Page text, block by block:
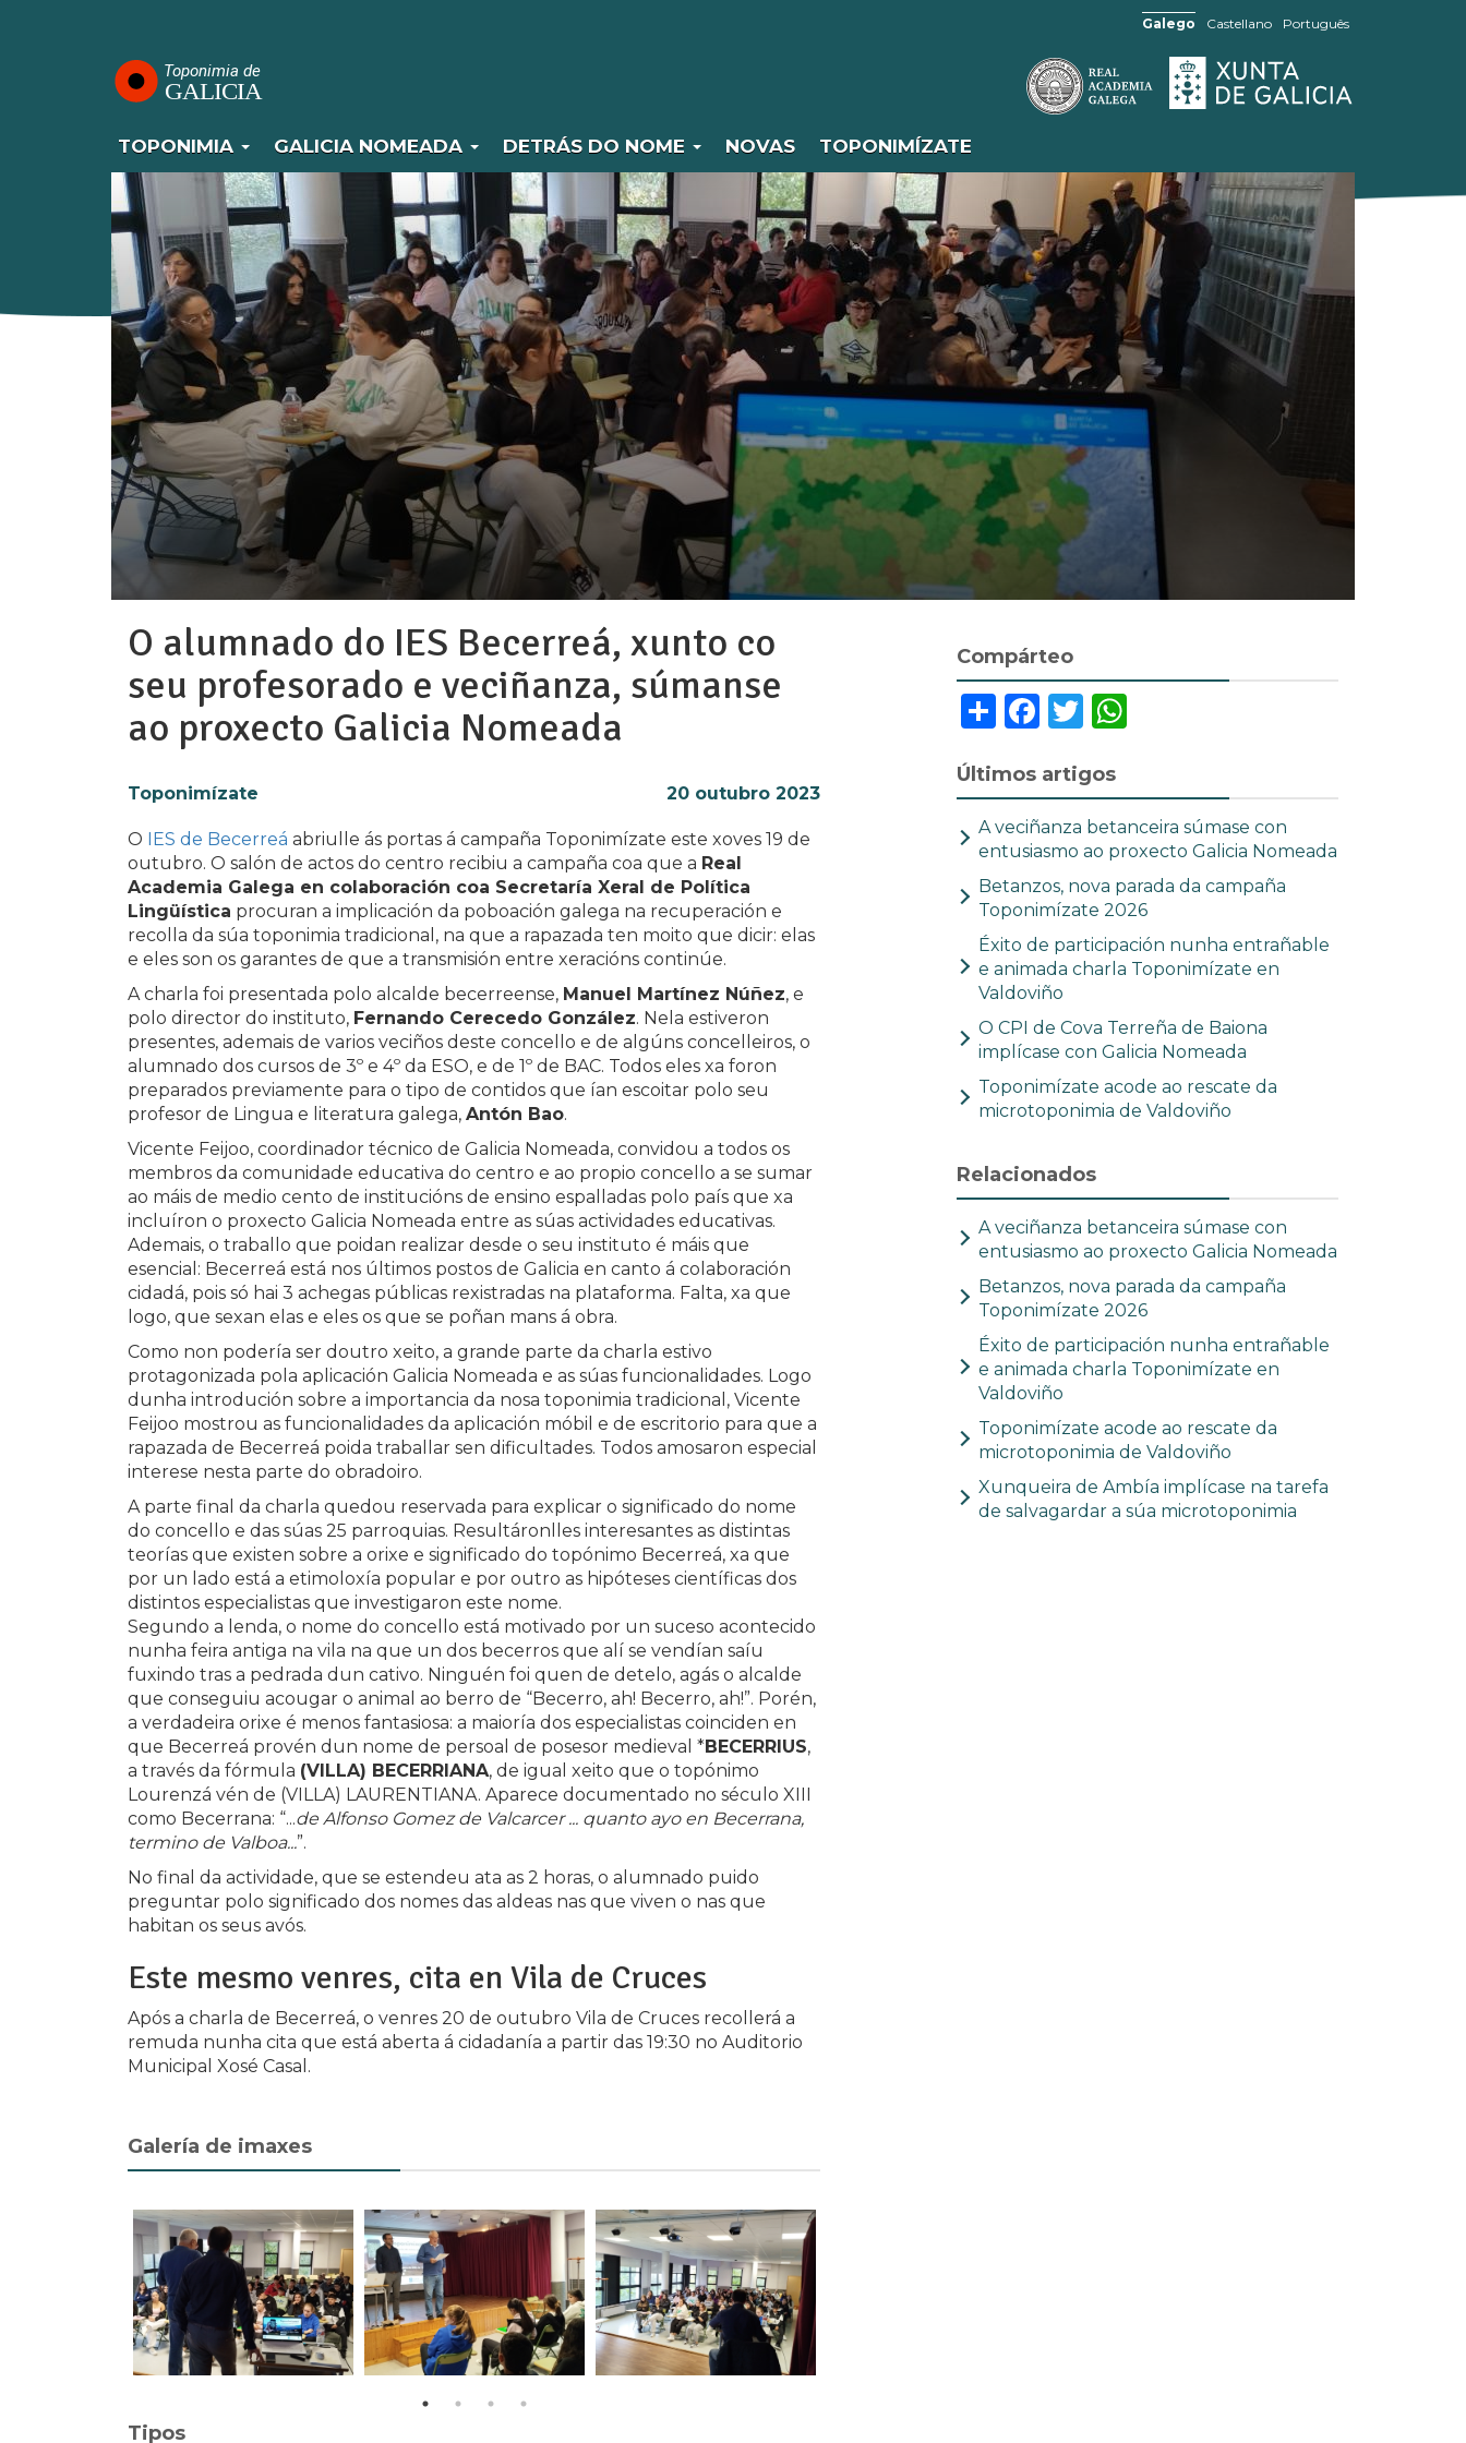
Galego Castellano Português
principal
TOPONIMIA GALICIA NOMEADA DETRÁS DO NOME NOVAS TOPONIMÍZATE
O alumnado do IES Becerreá, xunto co
seu profesorado e veciñanza, súmanse
ao proxecto Galicia Nomeada
20 outubro 2023
Toponimízate
O IES de Becerreá abriulle ás portas á campaña Toponimízate este xoves 19 de
outubro. O salón de actos do centro recibiu a campaña coa que a Real
Academia Galega en colaboración coa Secretaría Xeral de Política
Lingüística procuran a implicación da poboación galega na recuperación e
recolla da súa toponimia tradicional, na que a rapazada ten moito que dicir: elas
e eles son os garantes de que a transmisión entre xeracións continúe.
A charla foi presentada polo alcalde becerreense, Manuel Martínez Núñez, e
polo director do instituto, Fernando Cerecedo González. Nela estiveron
presentes, ademais de varios veciños deste concello e de algúns concelleiros, o
alumnado dos cursos de 3º e 4º da ESO, e de 1º de BAC. Todos eles xa foron
preparados previamente para o tipo de contidos que ían escoitar polo seu
profesor de Lingua e literatura galega, Antón Bao.
Vicente Feijoo, coordinador técnico de Galicia Nomeada, convidou a todos os
membros da comunidade educativa do centro e ao propio concello a se sumar
ao máis de medio cento de institucións de ensino espalladas polo país que xa
incluíron o proxecto Galicia Nomeada entre as súas actividades educativas.
Ademais, o traballo que poidan realizar desde o seu instituto é máis que
esencial: Becerreá está nos últimos postos de Galicia en canto á colaboración
cidadá, pois só hai 3 achegas públicas rexistradas na plataforma. Falta, xa que
logo, que sexan elas e eles os que se poñan mans á obra.
Como non podería ser doutro xeito, a grande parte da charla estivo
protagonizada pola aplicación Galicia Nomeada e as súas funcionalidades. Logo
dunha introdución sobre a importancia da nosa toponimia tradicional, Vicente
Feijoo mostrou as funcionalidades da aplicación móbil e de escritorio para que a
rapazada de Becerreá poida traballar sen dificultades. Todos amosaron especial
interese nesta parte do obradoiro.
A parte final da charla quedou reservada para explicar o significado do nome
do concello e das súas 25 parroquias. Resultáronlles interesantes as distintas
teorías que existen sobre a orixe e significado do topónimo Becerreá, xa que
por un lado está a etimoloxía popular e por outro as hipóteses científicas dos
distintos especialistas que investigaron este nome.
Segundo a lenda, o nome do concello está motivado por un suceso acontecido
nunha feira antiga na vila na que un dos becerros que alí se vendían saíu
fuxindo tras a pedrada dun cativo. Ninguén foi quen de detelo, agás o alcalde
que conseguiu acougar o animal ao berro de “Becerro, ah! Becerro, ah!”. Porén,
a verdadeira orixe é menos fantasiosa: a maioría dos especialistas coinciden en
que Becerreá provén dun nome de persoal de posesor medieval *BECERRIUS,
a través da fórmula (VILLA) BECERRIANA, de igual xeito que o topónimo
Lourenzá vén de (VILLA) LAURENTIANA. Aparece documentado no século XIII
como Becerrana: “...de Alfonso Gomez de Valcarcer ... quanto ayo en Becerrana,
termino de Valboa...”.
No final da actividade, que se estendeu ata as 2 horas, o alumnado puido
preguntar polo significado dos nomes das aldeas nas que viven o nas que
habitan os seus avós.
Este mesmo venres, cita en Vila de Cruces
Após a charla de Becerreá, o venres 20 de outubro Vila de Cruces recollerá a
remuda nunha cita que está aberta á cidadanía a partir das 19:30 no Auditorio
Municipal Xosé Casal.
Galería de imaxes
Tipos
Compárteo
Últimos artigos
A veciñanza betanceira súmase con
entusiasmo ao proxecto Galicia Nomeada
Betanzos, nova parada da campaña
Toponimízate 2026
Éxito de participación nunha entrañable
e animada charla Toponimízate en
Valdoviño
O CPI de Cova Terreña de Baiona
implícase con Galicia Nomeada
Toponimízate acode ao rescate da
microtoponimia de Valdoviño
Relacionados
A veciñanza betanceira súmase con
entusiasmo ao proxecto Galicia Nomeada
Betanzos, nova parada da campaña
Toponimízate 2026
Éxito de participación nunha entrañable
e animada charla Toponimízate en
Valdoviño
Toponimízate acode ao rescate da
microtoponimia de Valdoviño
Xunqueira de Ambía implícase na tarefa
de salvagardar a súa microtoponimia